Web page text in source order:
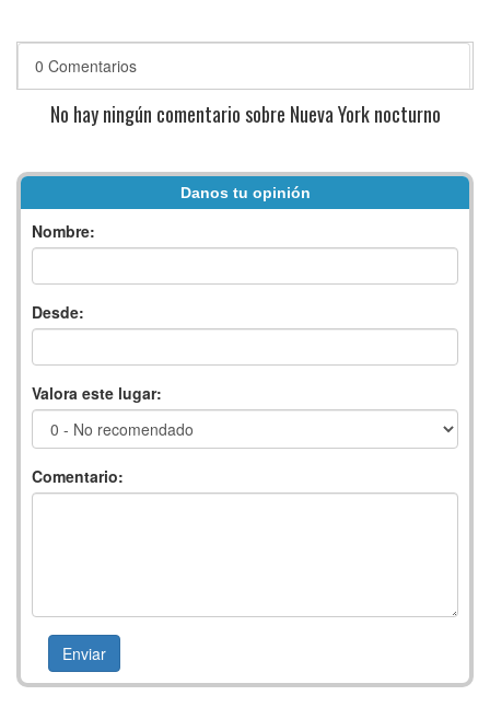
0 Comentarios
No hay ningún comentario sobre Nueva York nocturno
Danos tu opinión
Nombre:
Desde:
Valora este lugar:
Comentario: